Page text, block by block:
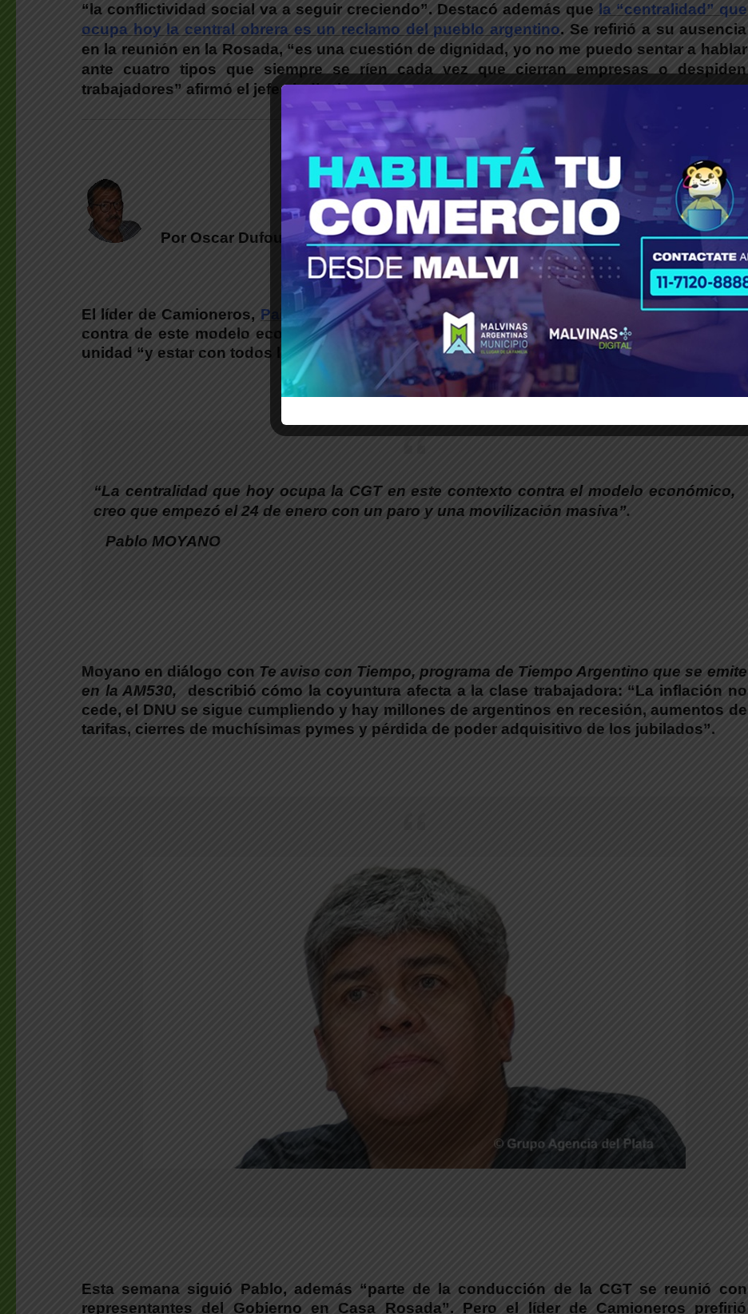
“la conflictividad social va a seguir creciendo”. Destacó además que la “centralidad” que
ocupa hoy la central obrera es un reclamo del pueblo argentino. Se refirió a su ausencia
en la reunión en la Rosada, “es una cuestión de dignidad, yo no me puedo sentar a hablar
ante cuatro tipos que siempre se ríen cada vez que cierran empresas o despiden
trabajadores” afirmó el jefe sindical.
Por Oscar Dufour | (*)
El líder de Camioneros, Pablo Moyano, sostuvo que hoy la CGT “ocupa la centralidad en
contra de este modelo económico” definido por el gobierno de Milei y llamó a ampliar la
unidad “y estar con todos los sectores de nuestro pueblo que están sufriendo”.
“La centralidad que hoy ocupa la CGT en este contexto contra el modelo económico,
creo que empezó el 24 de enero con un paro y una movilización masiva”.
Pablo MOYANO
Moyano en diálogo con Te aviso con Tiempo, programa de Tiempo Argentino que se emite
en la AM530,
describió cómo la coyuntura afecta a la clase trabajadora: “La inflación no
cede, el DNU se sigue cumpliendo y hay millones de argentinos en recesión, aumentos de
tarifas, cierres de muchísimas pymes y pérdida de poder adquisitivo de los jubilados”.
Esta semana siguió Pablo, además “parte de la conducción de la CGT se reunió con
representantes del Gobierno en Casa Rosada”. Pero el líder de Camioneros prefirió